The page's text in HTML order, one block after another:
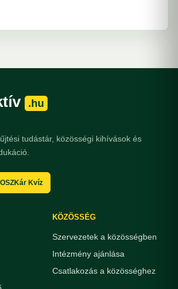
.hu
tudástár, közösségi kihívások és
OSZKár Kvíz
KÖZÖSSÉG
Szervezetek a közösségben
Intézmény ajánlása
Csatlakozás a közösséghez